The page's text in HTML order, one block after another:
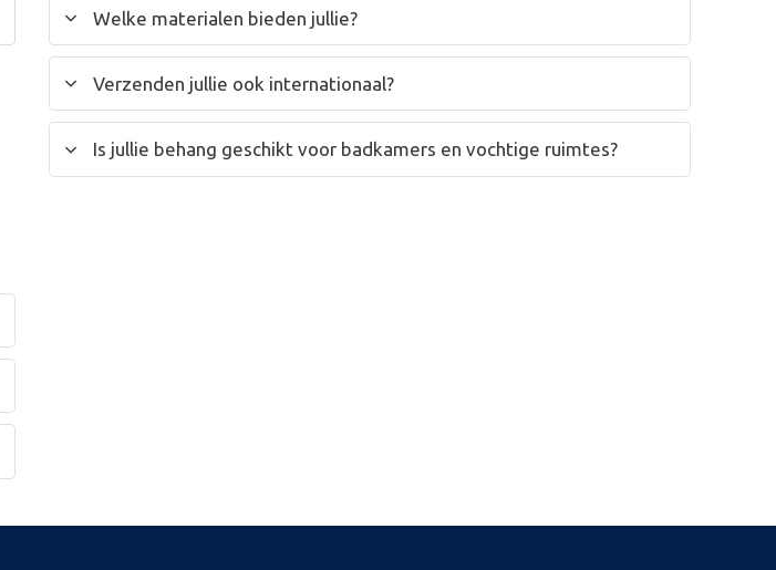
Welke materialen bieden jullie?
Verzenden jullie ook internationaal?
Is jullie behang geschikt voor badkamers en vochtige ruimtes?